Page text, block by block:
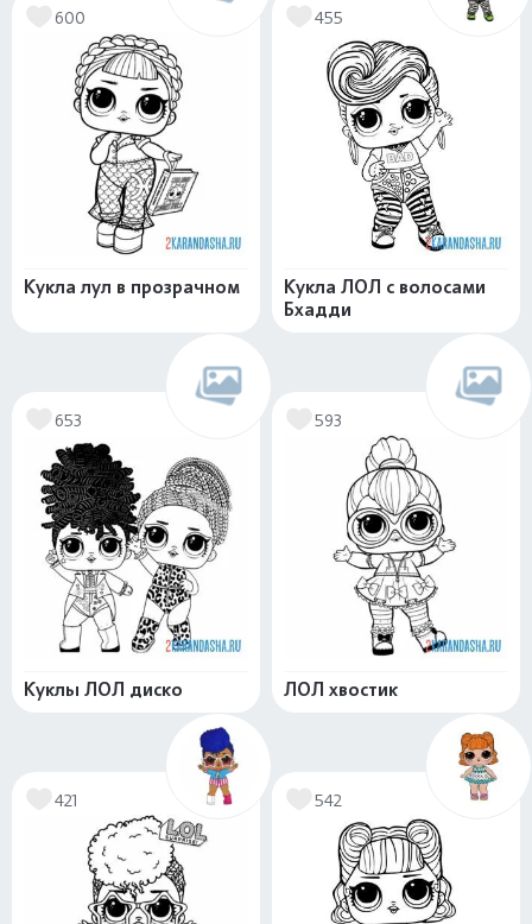
600
Кукла лул в прозрачном
455
Кукла ЛОЛ с волосами
Бхадди
653
Куклы ЛОЛ диско
593
ЛОЛ хвостик
421 542